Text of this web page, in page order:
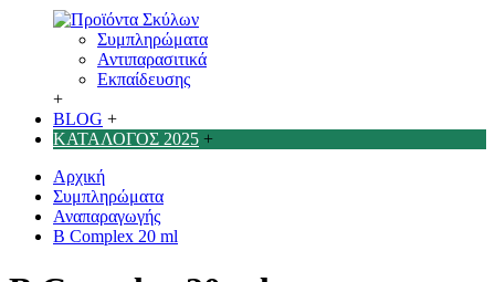
Συμπληρώματα
Αντιπαρασιτικά
Εκπαίδευσης
+
BLOG +
ΚΑΤΑΛΟΓΟΣ 2025 +
Αρχική
Συμπληρώματα
Αναπαραγωγής
B Complex 20 ml